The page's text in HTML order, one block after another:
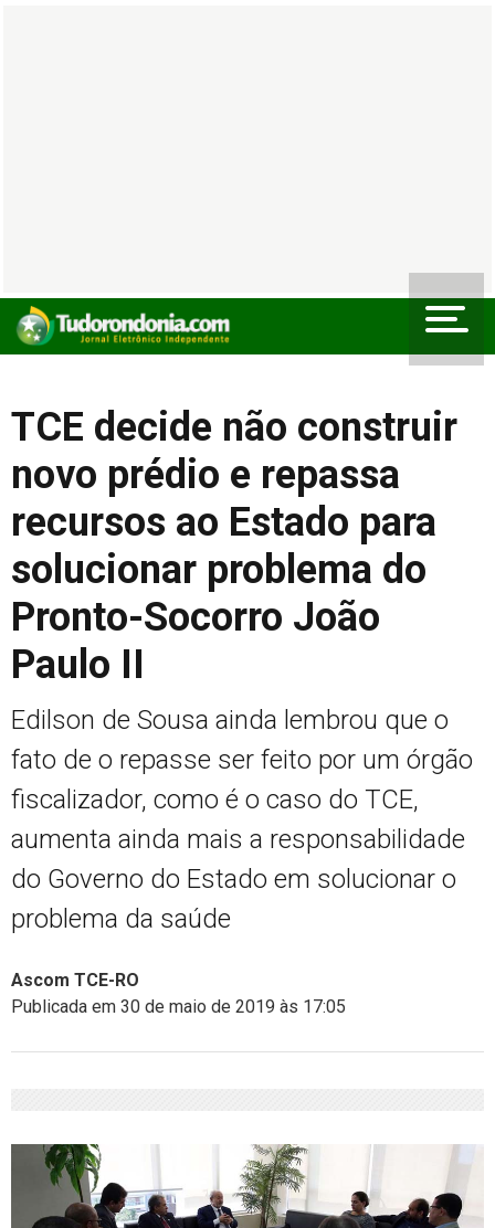
TCE decide não construir
novo prédio e repassa
recursos ao Estado para
solucionar problema do
Pronto-Socorro João
Paulo II
Edilson de Sousa ainda lembrou que o
fato de o repasse ser feito por um órgão
fiscalizador, como é o caso do TCE,
aumenta ainda mais a responsabilidade
do Governo do Estado em solucionar o
problema da saúde
Ascom TCE-RO
Publicada em 30 de maio de 2019 às 17:05